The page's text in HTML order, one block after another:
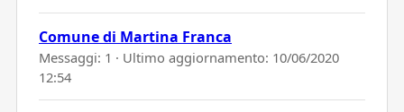
Comune di Martina Franca
Messaggi: 1 · Ultimo aggiornamento: 10/06/2020
12:54